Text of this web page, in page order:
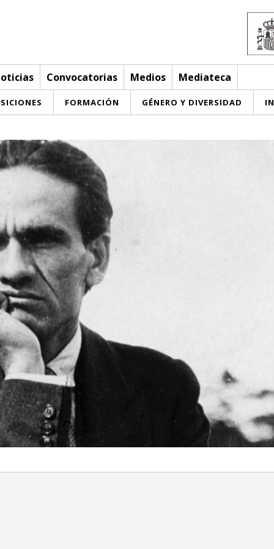
Convocatorias Medios Mediateca
FORMACIÓN GÉNERO Y DIVERSIDAD